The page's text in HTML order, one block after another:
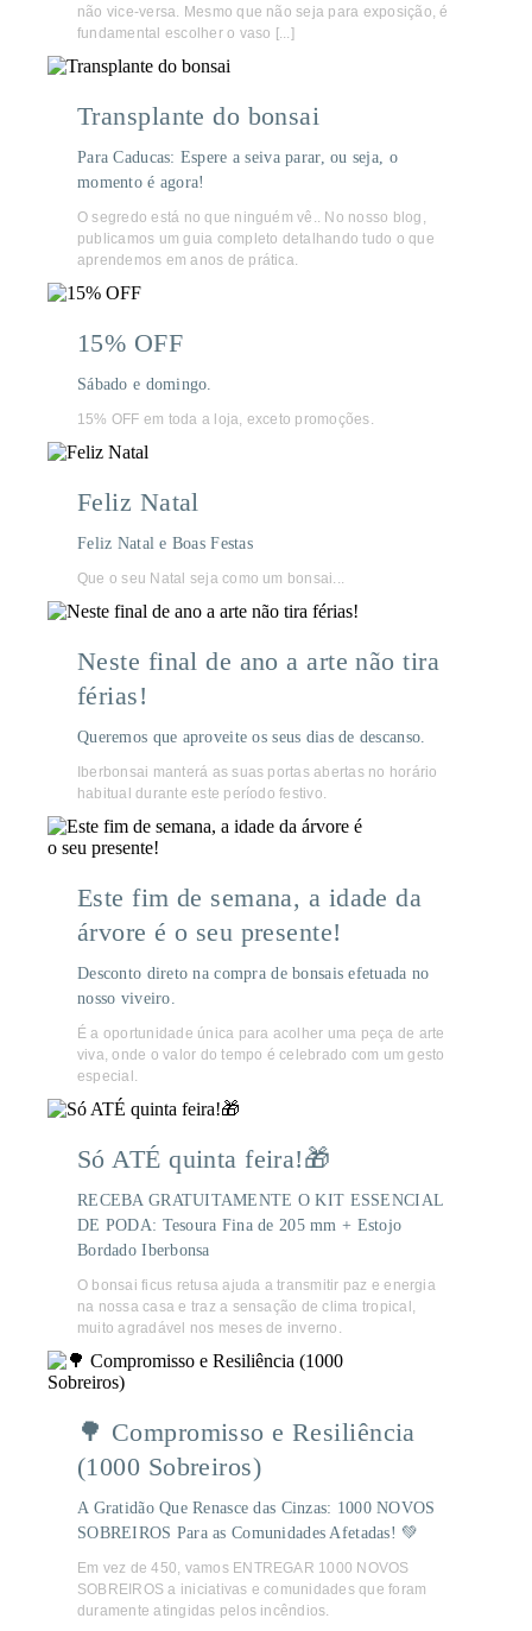
não vice-versa. Mesmo que não seja para exposição, é
fundamental escolher o vaso [...]
Transplante do bonsai
Para Caducas: Espere a seiva parar, ou seja, o
momento é agora!
O segredo está no que ninguém vê.. No nosso blog,
publicamos um guia completo detalhando tudo o que
aprendemos em anos de prática.
15% OFF
Sábado e domingo.
15% OFF em toda a loja, exceto promoções.
Feliz Natal
Feliz Natal e Boas Festas
Que o seu Natal seja como um bonsai...
Neste final de ano a arte não tira
férias!
Queremos que aproveite os seus dias de descanso.
Iberbonsai manterá as suas portas abertas no horário
habitual durante este período festivo.
Este fim de semana, a idade da
árvore é o seu presente!
Desconto direto na compra de bonsais efetuada no
nosso viveiro.
É a oportunidade única para acolher uma peça de arte
viva, onde o valor do tempo é celebrado com um gesto
especial.
Só ATÉ quinta feira!🎁
RECEBA GRATUITAMENTE O KIT ESSENCIAL
DE PODA: Tesoura Fina de 205 mm + Estojo
Bordado Iberbonsa
O bonsai ficus retusa ajuda a transmitir paz e energia
na nossa casa e traz a sensação de clima tropical,
muito agradável nos meses de inverno.
🌳 Compromisso e Resiliência
(1000 Sobreiros)
A Gratidão Que Renasce das Cinzas: 1000 NOVOS
SOBREIROS Para as Comunidades Afetadas! 💚
Em vez de 450, vamos ENTREGAR 1000 NOVOS
SOBREIROS a iniciativas e comunidades que foram
duramente atingidas pelos incêndios.